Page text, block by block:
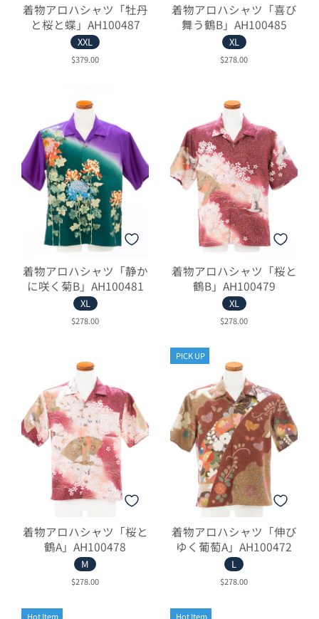
着物アロハシャツ「牡丹
と桜と蝶」AH100487
XXL
$379.00
着物アロハシャツ「喜び
舞う鶴B」AH100485
XL
$278.00
着物アロハシャツ「静か
に咲く菊B」AH100481
XL
$278.00
着物アロハシャツ「桜と
鶴B」AH100479
XL
$278.00
着物アロハシャツ「桜と
鶴A」AH100478
M
$278.00
PICK UP
着物アロハシャツ「伸び
ゆく葡萄A」AH100472
L
$278.00
Hot Item Hot Item